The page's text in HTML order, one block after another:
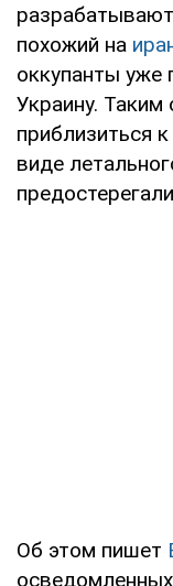
похожий на
оккупанты уже
Украину.
приблизиться
виде
Об этом пишет